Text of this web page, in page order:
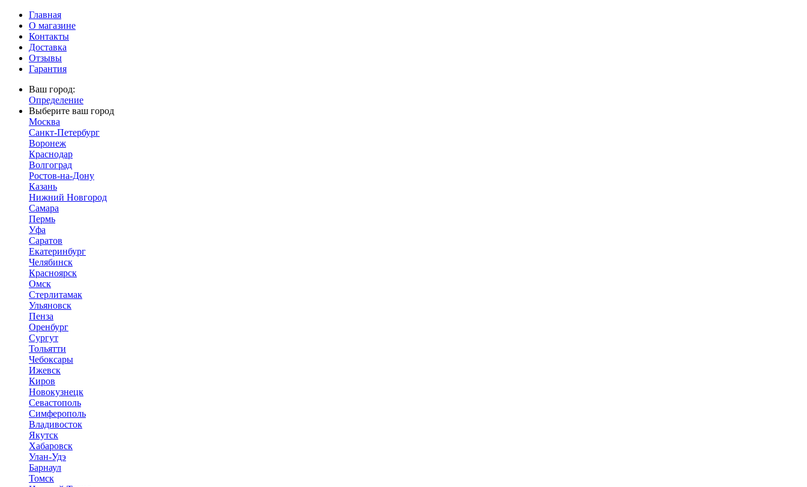
Главная
О магазине
Контакты
Доставка
Отзывы
Гарантия
Ваш город:
Определение
Выберите ваш город
Москва
Санкт-Петербург
Воронеж
Краснодар
Волгоград
Ростов-на-Дону
Казань
Нижний Новгород
Самара
Пермь
Уфа
Саратов
Екатеринбург
Челябинск
Красноярск
Омск
Стерлитамак
Ульяновск
Пенза
Оренбург
Сургут
Тольятти
Чебоксары
Ижевск
Киров
Новокузнецк
Севастополь
Симферополь
Владивосток
Якутск
Хабаровск
Улан-Удэ
Барнаул
Томск